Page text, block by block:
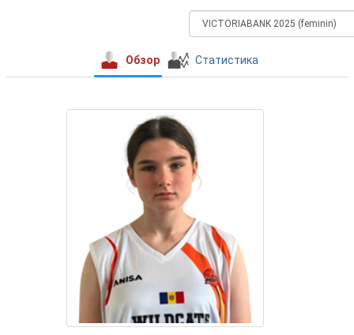
Обзор Статистика